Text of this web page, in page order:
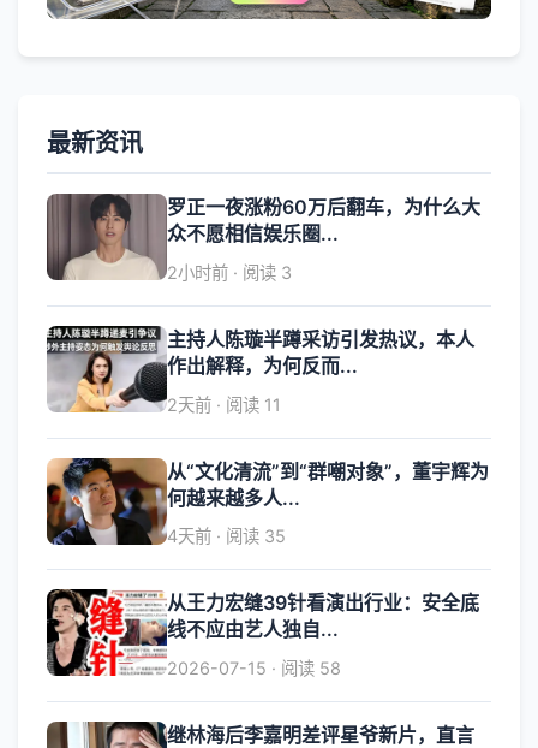
最新资讯
罗正一夜涨粉60万后翻车，为什么大
众不愿相信娱乐圈...
2小时前 · 阅读 3
主持人陈璇半蹲采访引发热议，本人
作出解释，为何反而...
2天前 · 阅读 11
从“文化清流”到“群嘲对象”，董宇辉为
何越来越多人...
4天前 · 阅读 35
从王力宏缝39针看演出行业：安全底
线不应由艺人独自...
2026-07-15 · 阅读 58
继林海后李嘉明差评星爷新片，直言